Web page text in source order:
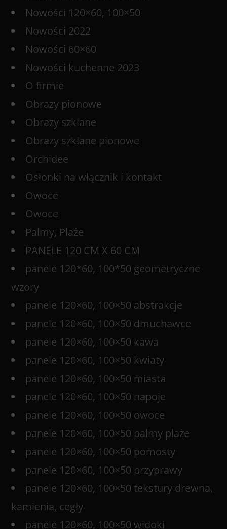
Nowości 120×60, 100×50
Nowości 2022
Nowości 60×60
Nowości kuchenne 2023
O firmie
Obrazy pionowe
Obrazy szklane
Obrazy szklane pionowe
Orchidee
Osłonki na włącznik i kontakt
Owoce
Owoce
Palmy, Plaże
PANELE 120 CM X 60 CM
panele 120*60, 100*50 geometryczne
wzory
panele 120×60, 100×50 abstrakcje
panele 120×60, 100×50 dmuchawce
panele 120×60, 100×50 kawa
panele 120×60, 100×50 kwiaty
panele 120×60, 100×50 miasta
panele 120×60, 100×50 napoje
panele 120×60, 100×50 owoce
panele 120×60, 100×50 palmy plaże
panele 120×60, 100×50 pomosty
panele 120×60, 100×50 przyprawy
panele 120×60, 100×50 tekstury drewna,
kamienia, cegły
panele 120×60, 100×50 widoki